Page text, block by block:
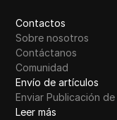
Contactos
Sobre nosotros
Contáctanos
Comunidad
Envío de artículos
Enviar Publicación
Leer más